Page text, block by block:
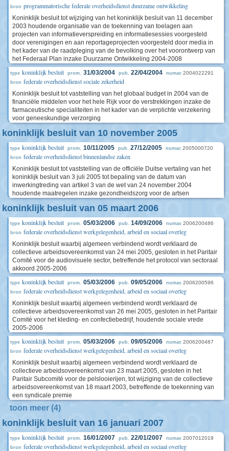
bron programmatorische federale overheidsdienst duurzame ontwikkeling
Koninklijk besluit tot wijziging van het koninklijk besluit van 11 december
2003 houdende organisatie van de toekenning van toelagen aan
projecten van informatieverspreiding en informatiesessies voorgesteld
door verenigingen en aan reportageprojecten voorgesteld door media in
het kader van de raadpleging van de bevolking over het voorontwerp van
het Federaal Plan inzake Duurzame Ontwikkeling 2004-2008
type koninklijk besluit prom. 31/03/2004 pub. 22/04/2004 numac 2004022291
bron federale overheidsdienst sociale zekerheid
Koninklijk besluit tot vaststelling van het globaal budget in 2004 van de
financiële middelen voor het hele Rijk voor de verstrekkingen inzake de
farmaceutische specialiteiten in het kader van de verplichte verzekering
voor geneeskundige verzorging
koninklijk besluit van 10 november 2005
type koninklijk besluit prom. 10/11/2005 pub. 27/12/2005 numac 2005000720
bron federale overheidsdienst binnenlandse zaken
Koninklijk besluit tot vaststelling van de officiële Duitse vertaling van het
koninklijk besluit van 3 juli 2005 tot bepaling van de datum van
inwerkingtreding van artikel 3 van de wet van 24 november 2004
houdende maatregelen inzake gezondheidszorg voor de artsen
koninklijk besluit van 05 maart 2006
type koninklijk besluit prom. 05/03/2006 pub. 14/09/2006 numac 2006200486
bron federale overheidsdienst werkgelegenheid, arbeid en sociaal overleg
Koninklijk besluit waarbij algemeen verbindend wordt verklaard de
collectieve arbeidsovereenkomst van 24 mei 2005, gesloten in het Paritair
Comité voor de audiovisuele sector, betreffende het protocol van sectoraal
akkoord 2005-2006
type koninklijk besluit prom. 05/03/2006 pub. 09/05/2006 numac 2006200596
bron federale overheidsdienst werkgelegenheid, arbeid en sociaal overleg
Koninklijk besluit waarbij algemeen verbindend wordt verklaard de
collectieve arbeidsovereenkomst van 26 mei 2005, gesloten in het Paritair
Comité voor het kleding- en confectiebedrijf, houdende sociale vrede
2005-2006
type koninklijk besluit prom. 05/03/2006 pub. 09/05/2006 numac 2006200487
bron federale overheidsdienst werkgelegenheid, arbeid en sociaal overleg
Koninklijk besluit waarbij algemeen verbindend wordt verklaard de
collectieve arbeidsovereenkomst van 23 maart 2005, gesloten in het
Paritair Subcomité voor de pelslooierijen, tot wijziging van de collectieve
arbeidsovereenkomst van 18 maart 2003, betreffende de toekenning van
een syndicale premie
toon meer (4)
koninklijk besluit van 16 januari 2007
type koninklijk besluit prom. 16/01/2007 pub. 22/01/2007 numac 2007012019
bron federale overheidsdienst werkgelegenheid, arbeid en sociaal overleg